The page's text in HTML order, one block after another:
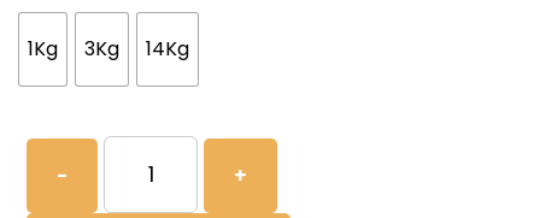
1Kg 3Kg 14Kg
-
OWNAT
ULTRA
+